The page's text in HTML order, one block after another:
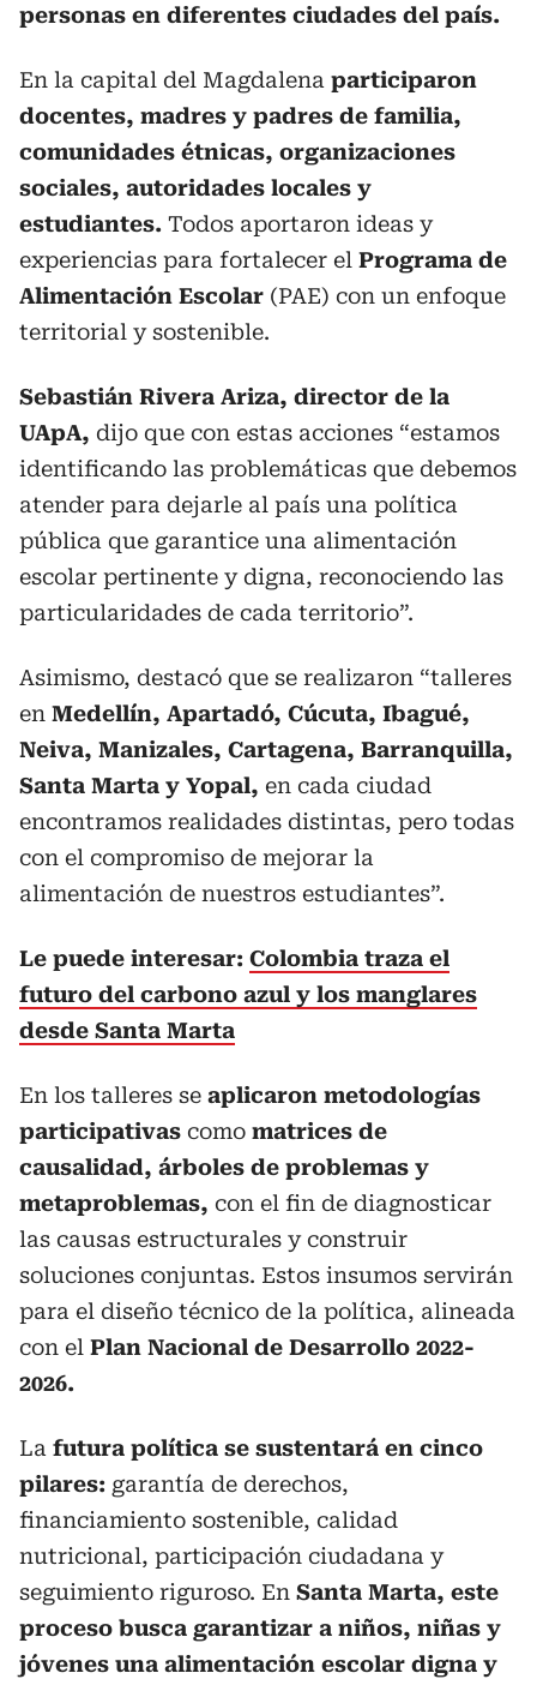
personas en diferentes ciudades del país.
En la capital del Magdalena participaron
docentes, madres y padres de familia,
comunidades étnicas, organizaciones
sociales, autoridades locales y
estudiantes. Todos aportaron ideas y
experiencias para fortalecer el Programa de
Alimentación Escolar (PAE) con un enfoque
territorial y sostenible.
Sebastián Rivera Ariza, director de la
UApA, dijo que con estas acciones “estamos
identificando las problemáticas que debemos
atender para dejarle al país una política
pública que garantice una alimentación
escolar pertinente y digna, reconociendo las
particularidades de cada territorio”.
Asimismo, destacó que se realizaron “talleres
en Medellín, Apartadó, Cúcuta, Ibagué,
Neiva, Manizales, Cartagena, Barranquilla,
Santa Marta y Yopal, en cada ciudad
encontramos realidades distintas, pero todas
con el compromiso de mejorar la
alimentación de nuestros estudiantes”.
Le puede interesar: Colombia traza el
futuro del carbono azul y los manglares
desde Santa Marta
En los talleres se aplicaron metodologías
participativas como matrices de
causalidad, árboles de problemas y
metaproblemas, con el fin de diagnosticar
las causas estructurales y construir
soluciones conjuntas. Estos insumos servirán
para el diseño técnico de la política, alineada
con el Plan Nacional de Desarrollo 2022-
2026.
La futura política se sustentará en cinco
pilares: garantía de derechos,
financiamiento sostenible, calidad
nutricional, participación ciudadana y
seguimiento riguroso. En Santa Marta, este
proceso busca garantizar a niños, niñas y
jóvenes una alimentación escolar digna y